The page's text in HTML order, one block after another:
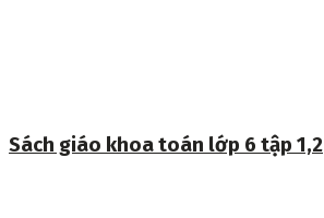
Sách giáo khoa toán lớp 6 tập 1,2